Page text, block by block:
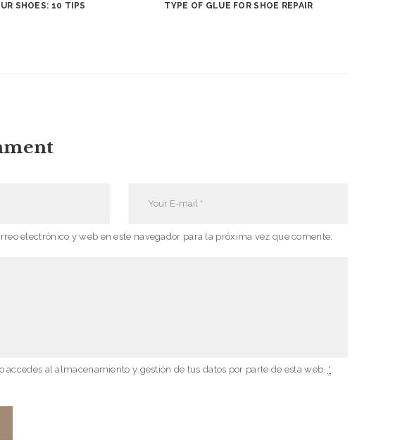
SHOES: 10 TIPS
TYPE OF GLUE FOR SHOE REPAIR
electrónico y web en este navegador para la próxima vez que comente.
accedes al almacenamiento y gestión de tus datos por parte de esta web. *